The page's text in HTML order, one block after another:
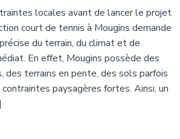
locales avant de lancer le projet
court de tennis à Mougins demande
du terrain, du climat et de
En effet, Mougins possède des
des terrains en pente, des sols parfois
paysagères fortes. Ainsi, un